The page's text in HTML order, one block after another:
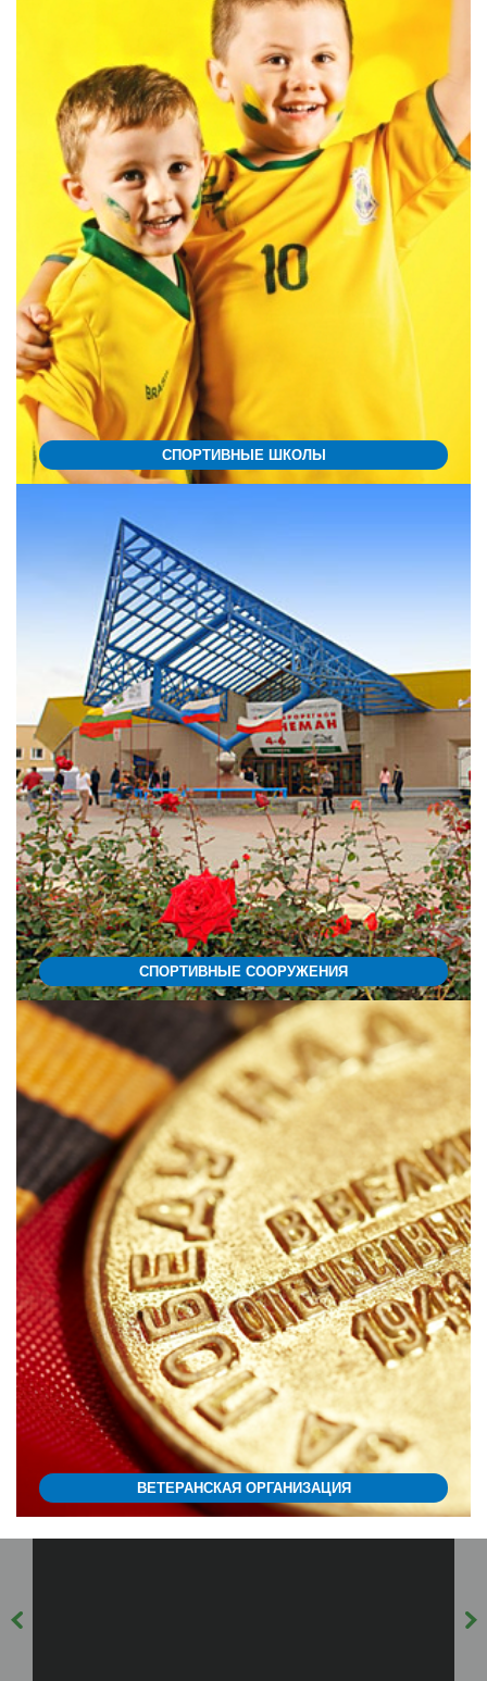
СПОРТИВНЫЕ ШКОЛЫ
СПОРТИВНЫЕ СООРУЖЕНИЯ
ВЕТЕРАНСКАЯ ОРГАНИЗАЦИЯ